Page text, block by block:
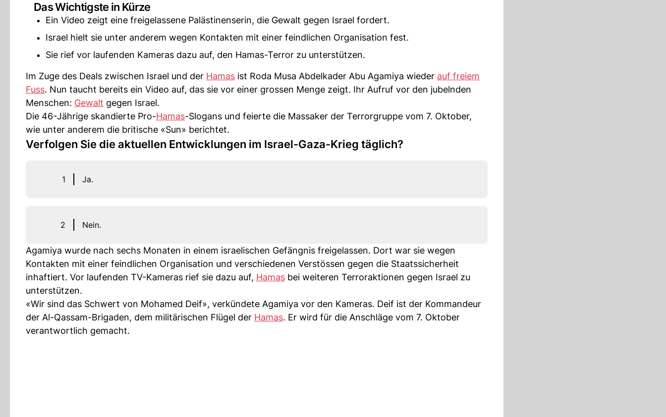
Das Wichtigste in Kürze
Ein Video zeigt eine freigelassene Palästinenserin, die Gewalt gegen Israel fordert.
Israel hielt sie unter anderem wegen Kontakten mit einer feindlichen Organisation fest.
Sie rief vor laufenden Kameras dazu auf, den Hamas-Terror zu unterstützen.
Im Zuge des Deals zwischen Israel und der Hamas ist Roda Musa Abdelkader Abu Agamiya wieder auf freiem
Fuss. Nun taucht bereits ein Video auf, das sie vor einer grossen Menge zeigt. Ihr Aufruf vor den jubelnden
Menschen: Gewalt gegen Israel.
Die 46-Jährige skandierte Pro-Hamas-Slogans und feierte die Massaker der Terrorgruppe vom 7. Oktober,
wie unter anderem die britische «Sun» berichtet.
Verfolgen Sie die aktuellen Entwicklungen im Israel-Gaza-Krieg täglich?
1 Ja.
2 Nein.
Agamiya wurde nach sechs Monaten in einem israelischen Gefängnis freigelassen. Dort war sie wegen
Kontakten mit einer feindlichen Organisation und verschiedenen Verstössen gegen die Staatssicherheit
inhaftiert. Vor laufenden TV-Kameras rief sie dazu auf, Hamas bei weiteren Terroraktionen gegen Israel zu
unterstützen.
«Wir sind das Schwert von Mohamed Deif», verkündete Agamiya vor den Kameras. Deif ist der Kommandeur
der Al-Qassam-Brigaden, dem militärischen Flügel der Hamas. Er wird für die Anschläge vom 7. Oktober
verantwortlich gemacht.